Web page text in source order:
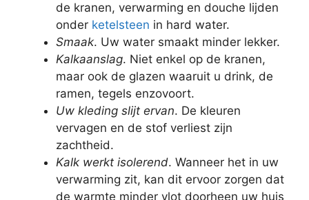
de kranen, verwarming en douche lijden
onder ketelsteen in hard water.
Smaak. Uw water smaakt minder lekker.
Kalkaanslag. Niet enkel op de kranen,
maar ook de glazen waaruit u drink, de
ramen, tegels enzovoort.
Uw kleding slijt ervan. De kleuren
vervagen en de stof verliest zijn
zachtheid.
Kalk werkt isolerend. Wanneer het in uw
verwarming zit, kan dit ervoor zorgen dat
de warmte minder vlot doorheen uw huis